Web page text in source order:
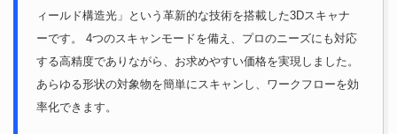
ィールド構造光」という革新的な技術を搭載した3Dスキャナ
ーです。 4つのスキャンモードを備え、プロのニーズにも対応
する高精度でありながら、お求めやすい価格を実現しました。
あらゆる形状の対象物を簡単にスキャンし、ワークフローを効
率化できます。